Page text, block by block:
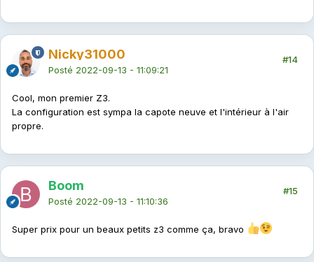
Nicky31000
Posté 2022-09-13 - 11:09:21
#14
Cool, mon premier Z3.
La configuration est sympa la capote neuve et l'intérieur à l'air
propre.
Boom
Posté 2022-09-13 - 11:10:36
#15
Super prix pour un beaux petits z3 comme ça, bravo